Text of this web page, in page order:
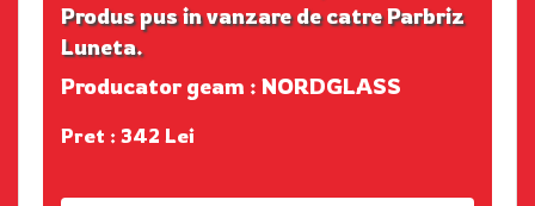
Produs pus in vanzare de catre Parbriz
Luneta.
Producator geam : NORDGLASS
Pret : 342 Lei